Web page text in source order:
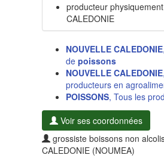
producteur
CALEDONIE
NOUVELLE CALEDONIE
de poissons
NOUVELLE CALEDONIE
producteurs en
POISSONS, Tous les
Voir ses coordonnées
grossiste boissons non
CALEDONIE (NOUMEA)